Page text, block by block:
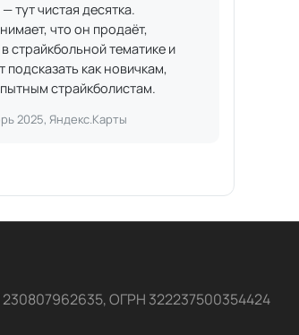
тут чистая десятка.
что он продаёт,
страйкбольной тематике и
подсказать как новичкам,
страйкболистам.
2025, Яндекс.Карты
ОГРН 322237500354424